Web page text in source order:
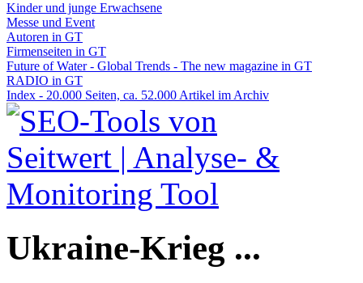
Kinder und junge Erwachsene
Messe und Event
Autoren in GT
Firmenseiten in GT
Future of Water - Global Trends - The new magazine in GT
RADIO in GT
Index - 20.000 Seiten, ca. 52.000 Artikel im Archiv
Ukraine-Krieg ...